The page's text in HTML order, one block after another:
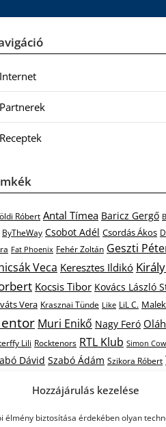
Hozzájárulás kezelése
élmény biztosítása érdekében olyan
Internet
Partnerek
Receptek
Róbert Antal Tímea Baricz Gergő
ByTheWay Csobot Adél Csordás Ákos
Fat Phoenix Fehér Zoltán Geszti
Veca Keresztes Ildikó
Kocsis Tibor Kovács László
Vera Krasznai Tünde Like LiL C.
Muri Enikő Nagy Feró
Lili Rocktenors RTL Klub Simon
Dávid Szabó Ádám Szikora Róbert